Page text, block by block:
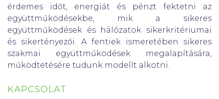
érdemes időt, energiát és pénzt fektetni az
együttműködésekbe, mik a sikeres
együttműködések és hálózatok sikerkritériumai
és sikertényezői. A fentiek ismeretében sikeres
szakmai együttműködések megalapítására,
működtetésére tudunk modellt alkotni.
KAPCSOLAT